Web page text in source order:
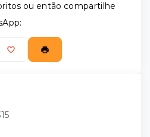
ou então compartilhe